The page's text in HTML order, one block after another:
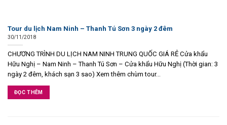
Tour du lịch Nam Ninh – Thanh Tú Sơn 3 ngày 2 đêm
30/11/2018
CHƯƠNG TRÌNH DU LỊCH NAM NINH TRUNG QUỐC GIÁ RẺ Cửa khẩu
Hữu Nghị – Nam Ninh – Thanh Tú Sơn – Cửa khẩu Hữu Nghị (Thời gian: 3
ngày 2 đêm, khách sạn 3 sao) Xem thêm chùm tour...
ĐỌC THÊM